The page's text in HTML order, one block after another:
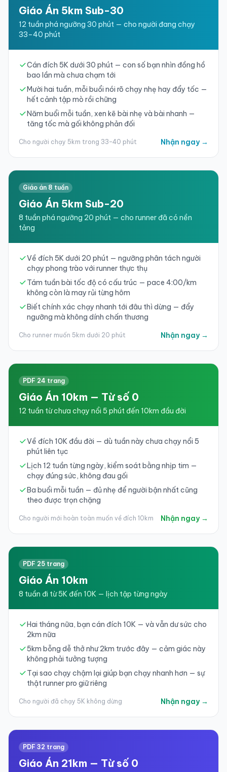
Giáo Án 5km Sub-30
12 tuần phá ngưỡng 30 phút — cho người đang chạy
33–40 phút
Cán đích 5K dưới 30 phút — con số bạn nhìn đồng hồ
bao lần mà chưa chạm tới
Mười hai tuần, mỗi buổi nói rõ chạy nhẹ hay đẩy tốc —
hết cảnh tập mò rồi chững
Năm buổi mỗi tuần, xen kẽ bài nhẹ và bài nhanh —
tăng tốc mà gối không phản đối
Cho người chạy 5km trong 33–40 phút Nhận ngay →
Giáo án 8 tuần
Giáo Án 5km Sub-20
8 tuần phá ngưỡng 20 phút — cho runner đã có nền
tảng
Về đích 5K dưới 20 phút — ngưỡng phân tách người
chạy phong trào với runner thực thụ
Tám tuần bài tốc độ có cấu trúc — pace 4:00/km
không còn là may rủi từng hôm
Biết chính xác chạy nhanh tới đâu thì dừng — đẩy
ngưỡng mà không dính chấn thương
Cho runner muốn 5km dưới 20 phút Nhận ngay →
PDF 24 trang
Giáo Án 10km — Từ số 0
12 tuần từ chưa chạy nổi 5 phút đến 10km đầu đời
Về đích 10K đầu đời — dù tuần này chưa chạy nổi 5
phút liên tục
Lịch 12 tuần từng ngày, kiểm soát bằng nhịp tim —
chạy đúng sức, không đau gối
Ba buổi mỗi tuần — đủ nhẹ để người bận nhất cũng
theo được trọn chặng
Cho người mới hoàn toàn muốn về đích 10km Nhận ngay →
PDF 25 trang
Giáo Án 10km
8 tuần đi từ 5K đến 10K — lịch tập từng ngày
Hai tháng nữa, bạn cán đích 10K — và vẫn dư sức cho
2km nữa
5km bỗng dễ thở như 2km trước đây — cảm giác này
không phải tưởng tượng
Tại sao chạy chậm lại giúp bạn chạy nhanh hơn — sự
thật runner pro giữ riêng
Cho người đã chạy 5K không dừng Nhận ngay →
PDF 32 trang
Giáo Án 21km — Từ số 0